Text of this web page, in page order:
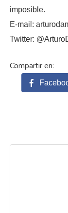
imposible.
E-mail:
Twitter: